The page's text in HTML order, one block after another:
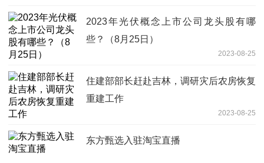
2023年光伏概念上市公司龙头股有哪
些？（8月25日）
2023-08-25
住建部部长赶赴吉林，调研灾后农房恢复
重建工作
2023-08-25
东方甄选入驻淘宝直播